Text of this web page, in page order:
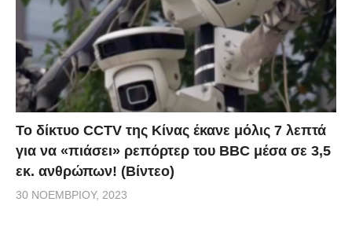
Το δίκτυο CCTV της Κίνας έκανε μόλις 7 λεπτά
για να «πιάσει» ρεπόρτερ του BBC μέσα σε 3,5
εκ. ανθρώπων! (Βίντεο)
30 ΝΟΕΜΒΡΊΟΥ, 2023